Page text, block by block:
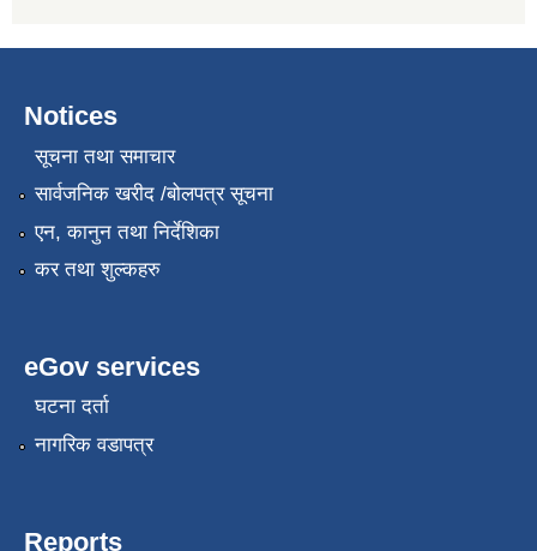
Notices
सूचना तथा समाचार
सार्वजनिक खरीद /बोलपत्र सूचना
एन, कानुन तथा निर्देशिका
कर तथा शुल्कहरु
eGov services
घटना दर्ता
नागरिक वडापत्र
Reports